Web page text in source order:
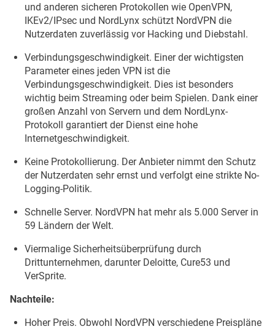
und anderen sicheren Protokollen wie OpenVPN,
IKEv2/IPsec und NordLynx schützt NordVPN die
Nutzerdaten zuverlässig vor Hacking und Diebstahl.
Verbindungsgeschwindigkeit. Einer der wichtigsten
Parameter eines jeden VPN ist die
Verbindungsgeschwindigkeit. Dies ist besonders
wichtig beim Streaming oder beim Spielen. Dank einer
großen Anzahl von Servern und dem NordLynx-
Protokoll garantiert der Dienst eine hohe
Internetgeschwindigkeit.
Keine Protokollierung. Der Anbieter nimmt den Schutz
der Nutzerdaten sehr ernst und verfolgt eine strikte No-
Logging-Politik.
Schnelle Server. NordVPN hat mehr als 5.000 Server in
59 Ländern der Welt.
Viermalige Sicherheitsüberprüfung durch
Drittunternehmen, darunter Deloitte, Cure53 und
VerSprite.
Nachteile:
Hoher Preis. Obwohl NordVPN verschiedene Preispläne